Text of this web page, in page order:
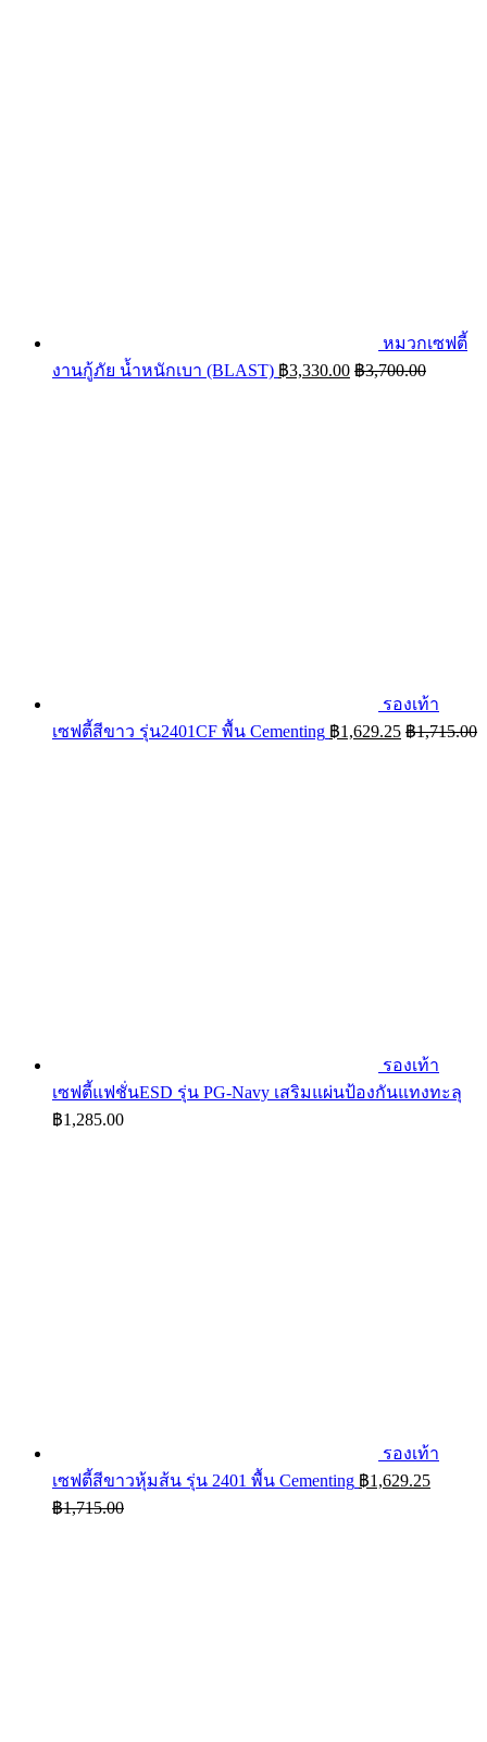
หมวกเซฟตี้
งานกู้ภัย น้ำหนักเบา (BLAST) ฿3,330.00 ฿3,700.00
รองเท้า
เซฟตี้สีขาว รุ่น2401CF พื้น Cementing ฿1,629.25 ฿1,715.00
รองเท้า
เซฟตี้แฟชั่นESD รุ่น PG-Navy เสริมแผ่นป้องกันแทงทะลุ
฿1,285.00
รองเท้า
เซฟตี้สีขาวหุ้มส้น รุ่น 2401 พื้น Cementing ฿1,629.25
฿1,715.00